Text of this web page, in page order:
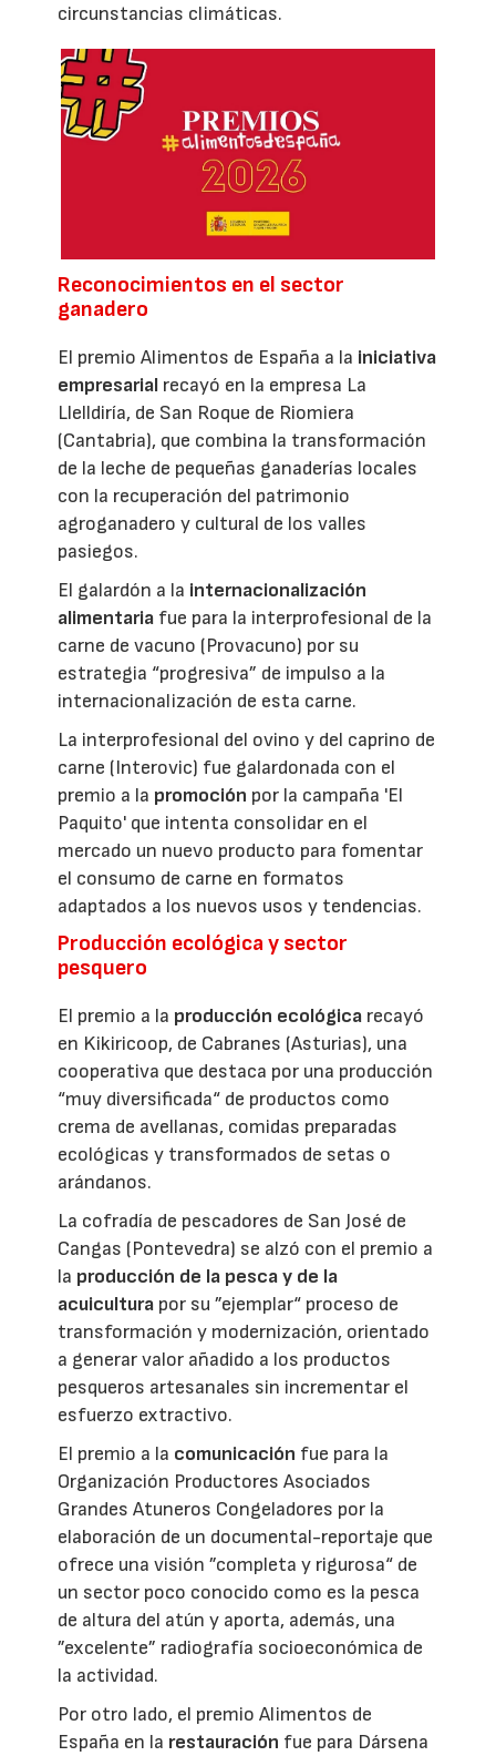
circunstancias climáticas.
Reconocimientos en el sector
ganadero
El premio Alimentos de España a la iniciativa
empresarial recayó en la empresa La
Llelldiría, de San Roque de Riomiera
(Cantabria), que combina la transformación
de la leche de pequeñas ganaderías locales
con la recuperación del patrimonio
agroganadero y cultural de los valles
pasiegos.
El galardón a la internacionalización
alimentaria fue para la interprofesional de la
carne de vacuno (Provacuno) por su
estrategia “progresiva” de impulso a la
internacionalización de esta carne.
La interprofesional del ovino y del caprino de
carne (Interovic) fue galardonada con el
premio a la promoción por la campaña 'El
Paquito' que intenta consolidar en el
mercado un nuevo producto para fomentar
el consumo de carne en formatos
adaptados a los nuevos usos y tendencias.
Producción ecológica y sector
pesquero
El premio a la producción ecológica recayó
en Kikiricoop, de Cabranes (Asturias), una
cooperativa que destaca por una producción
“muy diversificada“ de productos como
crema de avellanas, comidas preparadas
ecológicas y transformados de setas o
arándanos.
La cofradía de pescadores de San José de
Cangas (Pontevedra) se alzó con el premio a
la producción de la pesca y de la
acuicultura por su ”ejemplar“ proceso de
transformación y modernización, orientado
a generar valor añadido a los productos
pesqueros artesanales sin incrementar el
esfuerzo extractivo.
El premio a la comunicación fue para la
Organización Productores Asociados
Grandes Atuneros Congeladores por la
elaboración de un documental-reportaje que
ofrece una visión ”completa y rigurosa“ de
un sector poco conocido como es la pesca
de altura del atún y aporta, además, una
”excelente” radiografía socioeconómica de
la actividad.
Por otro lado, el premio Alimentos de
España en la restauración fue para Dársena